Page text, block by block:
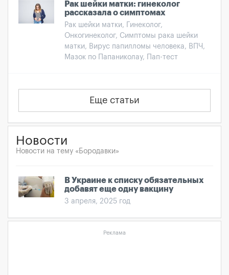
Рак шейки матки: гинеколог
рассказала о симптомах
Рак шейки матки, Гинеколог,
Онкогинеколог, Симптомы рака шейки
матки, Вирус папилломы человека, ВПЧ,
Мазок по Папаниколау, Пап-тест
Еще статьи
Новости
Новости на тему «Бородавки»
В Украине к списку обязательных
добавят еще одну вакцину
3 апреля, 2025 год
Реклама